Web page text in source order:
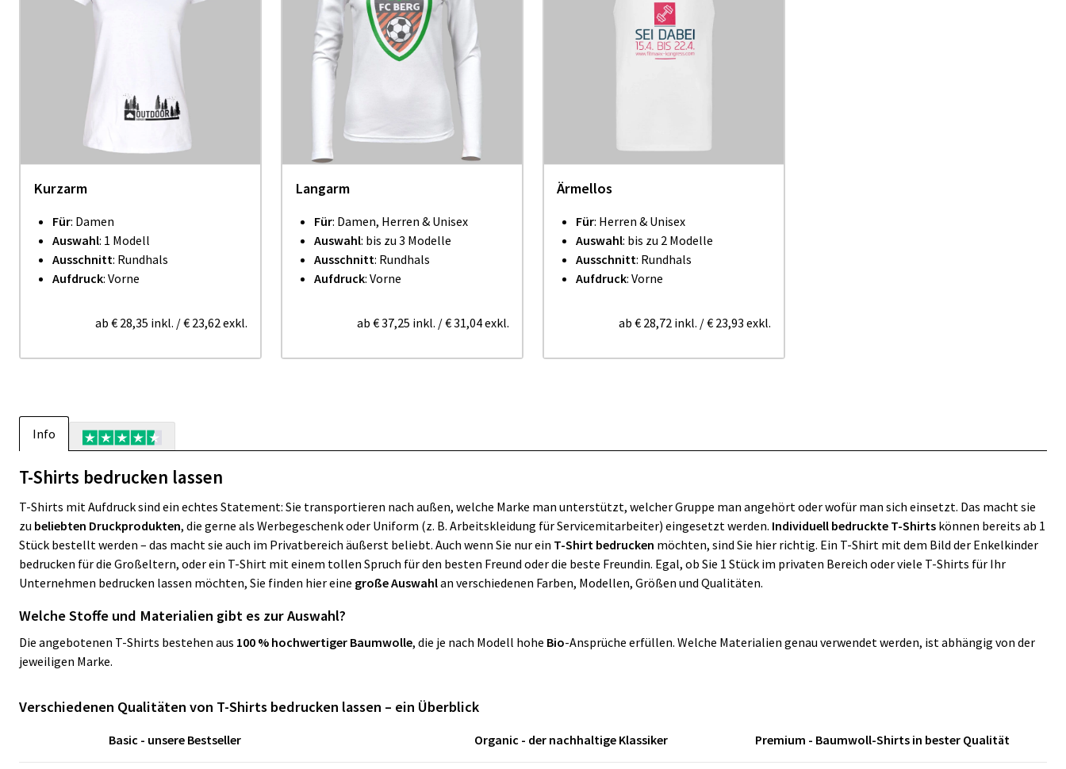
Kurzarm
Für: Damen
Auswahl: 1 Modell
Ausschnitt: Rundhals
Aufdruck: Vorne
ab € 28,35 inkl. /€ 23,62exkl.
Langarm
Für: Damen, Herren & Unisex
Auswahl: bis zu 3 Modelle
Ausschnitt: Rundhals
Aufdruck: Vorne
ab € 37,25 inkl. /€ 31,04exkl.
Ärmellos
Für: Herren & Unisex
Auswahl: bis zu 2 Modelle
Ausschnitt: Rundhals
Aufdruck: Vorne
ab € 28,72 inkl. /€ 23,93 exkl.
Info
T-Shirts bedrucken lassen
T-Shirts mit Aufdruck sind ein echtes Statement: Sie transportieren nach außen, welche Marke man unterstützt, welcher Gruppe man angehört oder wofür man sich einsetzt. Das macht sie
zu beliebten Druckprodukten, die gerne als Werbegeschenk oder Uniform (z. B. Arbeitskleidung für Servicemitarbeiter) eingesetzt werden. Individuell bedruckte T-Shirts können bereits ab 1
Stück bestellt werden – das macht sie auch im Privatbereich äußerst beliebt. Auch wenn Sie nur ein T-Shirt bedrucken möchten, sind Sie hier richtig. Ein T-Shirt mit dem Bild der Enkelkinder
bedrucken für die Großeltern, oder ein T-Shirt mit einem tollen Spruch für den besten Freund oder die beste Freundin. Egal, ob Sie 1 Stück im privaten Bereich oder viele T-Shirts für Ihr
Unternehmen bedrucken lassen möchten, Sie finden hier eine große Auswahlan verschiedenen Farben, Modellen, Größen und Qualitäten.
Welche Stoffe und Materialien gibt es zur Auswahl?
Die angebotenen T-Shirts bestehen aus 100 % hochwertiger Baumwolle, die je nach Modell hohe Bio-Ansprüche erfüllen. Welche Materialien genau verwendet werden, ist abhängig von der
jeweiligen Marke.
Verschiedenen Qualitäten von T-Shirts bedrucken lassen – ein Überblick
Basic - unsere Bestseller Organic - der nachhaltige Klassiker Premium - Baumwoll-Shirts in bester Qualität